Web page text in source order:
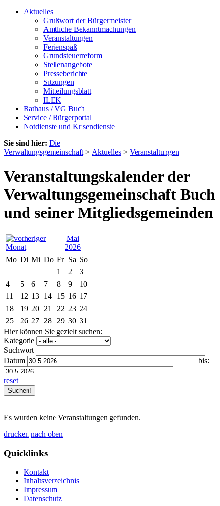
Aktuelles
Grußwort der Bürgermeister
Amtliche Bekanntmachungen
Veranstaltungen
Ferienspaß
Grundsteuerreform
Stellenangebote
Presseberichte
Sitzungen
Mitteilungsblatt
ILEK
Rathaus / VG Buch
Service / Bürgerportal
Notdienste und Krisendienste
Sie sind hier: Die
Verwaltungsgemeinschaft > Aktuelles > Veranstaltungen
Veranstaltungskalender der
Verwaltungsgemeinschaft Buch
und seiner Mitgliedsgemeinden
Mai
2026
Mo Di Mi Do Fr Sa So
1
2
3
4
5 6 7 8 9
10
11
12 13 14 15 16 17
18
19 20 21 22 23 24
25
26 27 28 29 30 31
Hier können Sie gezielt suchen:
Kategorie
Suchwort
Datum
bis:
reset
Es wurden keine Veranstaltungen gefunden.
drucken nach oben
Quicklinks
Kontakt
Inhaltsverzeichnis
Impressum
Datenschutz